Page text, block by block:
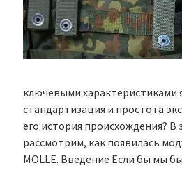
ключевыми характеристиками
стандартизация и простота
его история происхождения? В
рассмотрим, как появилась
MOLLE. Введение Если бы мы